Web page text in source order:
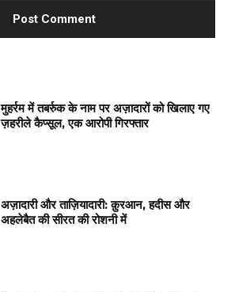
मुहर्रम में तबर्रुक के नाम पर अज़ादारों को खिलाए गए
ज़हरीले कैप्सूल, एक आरोपी गिरफ्तार
अज़ादारी और ताज़ियादारी: क़ुरआन, हदीस और
अहलेबैत की सीरत की रोशनी में